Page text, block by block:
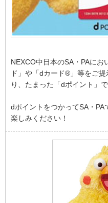
NEXCO中日本のSA・PAに
ド」や「dカード®」等をご
り、たまった「dポイント」
dポイントをつかってSA・
楽しみください！